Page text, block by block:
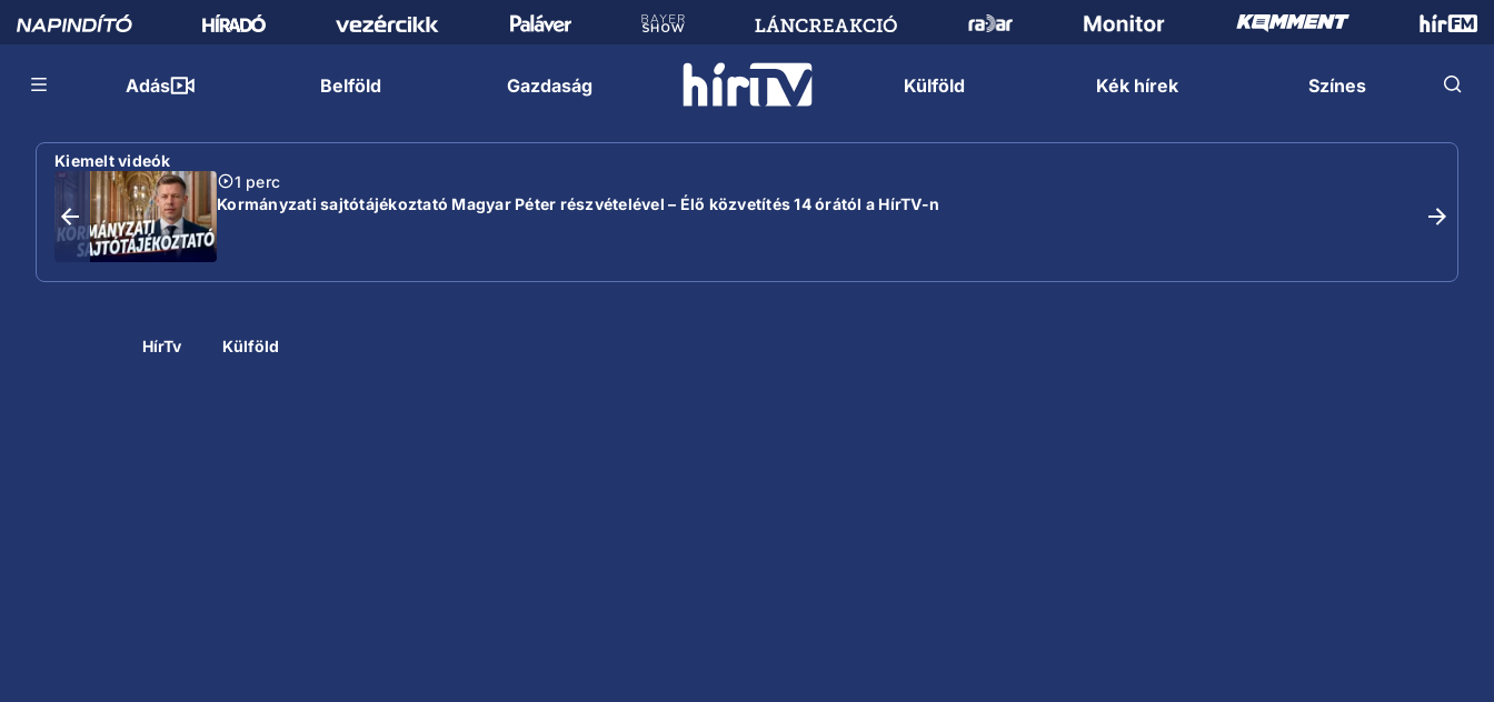
Adás Belföld Gazdaság Külföld Kék hírek Színes
Kiemelt videók
1 perc
Kormányzati sajtótájékoztató Magyar Péter részvételével – Élő közvetítés 14 órától a HírTV-n
HírTv Külföld